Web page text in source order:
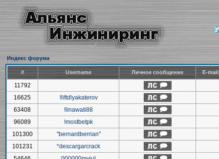
Индекс форума
# Username Личное сообщение E-
11792
16625
!liftdlyakaterov
63408
!linawati88
96089
!mostbetpk
101300
"bernardberrian"
101231
*descargarcrack